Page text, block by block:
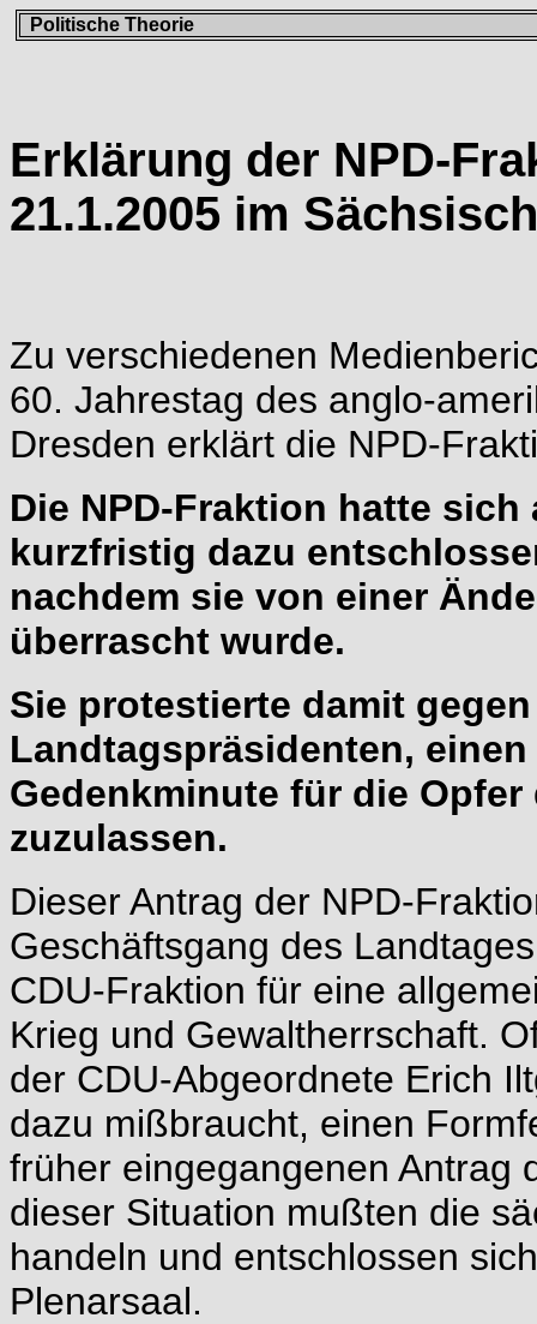
Politische Theorie
Erklärung der NPD-
21.1.2005 im
Zu verschiedenen
60. Jahrestag des anglo-
Dresden erklärt die NPD-
Die NPD-Fraktion hatte
kurzfristig dazu
nachdem sie von einer
überrascht wurde.
Sie protestierte damit
Landtagspräsidenten,
Gedenkminute für die
zuzulassen.
Dieser Antrag der NPD-
Geschäftsgang des
CDU-Fraktion für eine
Krieg und Gewaltherrschaft.
der CDU-Abgeordnete Erich
dazu mißbraucht, einen
früher eingegangenen Antrag
dieser Situation mußten die
handeln und entschlossen
Plenarsaal.